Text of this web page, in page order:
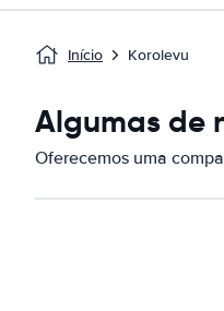
Início Korolevu
Algumas de
Oferecemos uma